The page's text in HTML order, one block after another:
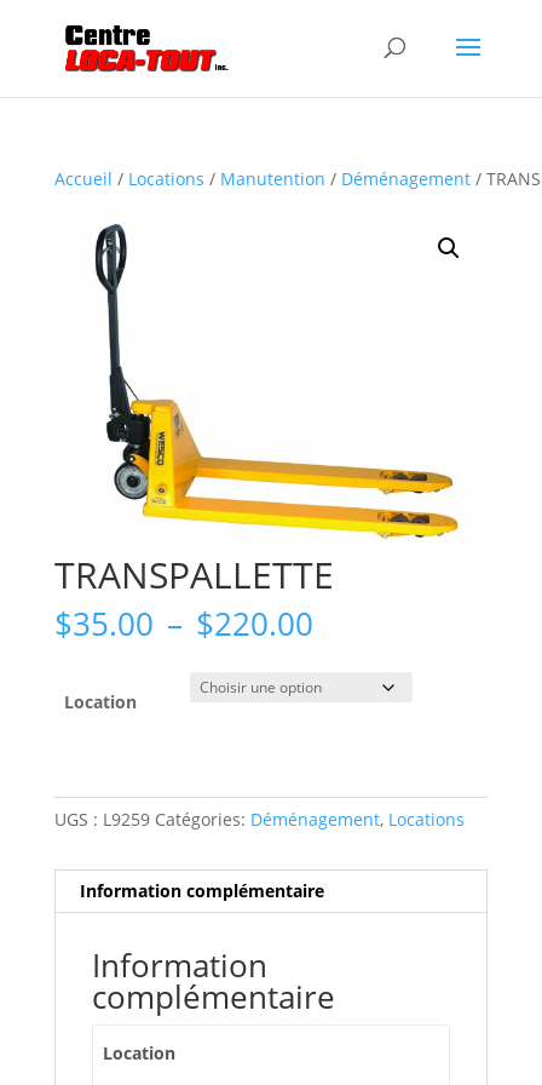
Accueil / Locations / Manutention / Déménagement/
TRANSPALLETTE
$35.00 – $220.00Plage
prix :
$35.00
Location
UGS : L9259 Catégories: Déménagement, Locations
Information complémentaire
Information
complémentaire
Location